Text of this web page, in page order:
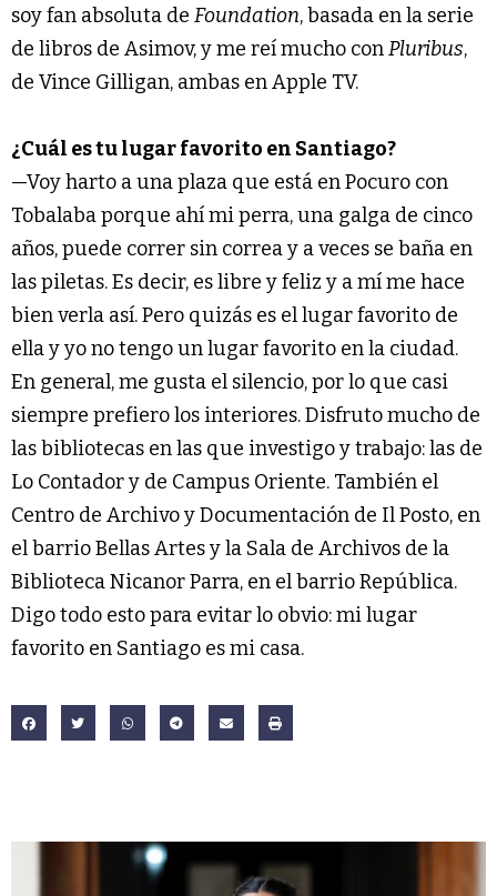
soy fan absoluta de Foundation, basada en la serie
de libros de Asimov, y me reí mucho conPluribus,
de Vince Gilligan, ambas en Apple TV.
¿Cuál es tu lugar favorito en Santiago?
—Voy harto a una plaza que está en Pocuro con
Tobalaba porque ahí mi perra, una galga de cinco
años, puede correr sin correa y a veces se baña en
las piletas. Es decir, es libre y feliz y a mí me hace
bien verla así. Pero quizás es el lugar favorito de
ella y yo no tengo un lugar favorito en la ciudad.
En general, me gusta el silencio, por lo que casi
siempre prefiero los interiores. Disfruto mucho de
las bibliotecas en las que investigo y trabajo: las de
Lo Contador y de Campus Oriente. También el
Centro de Archivo y Documentación de Il Posto, en
el barrio Bellas Artes y la Sala de Archivos de la
Biblioteca Nicanor Parra, en el barrio República.
Digo todo esto para evitar lo obvio: mi lugar
favorito en Santiago es mi casa.